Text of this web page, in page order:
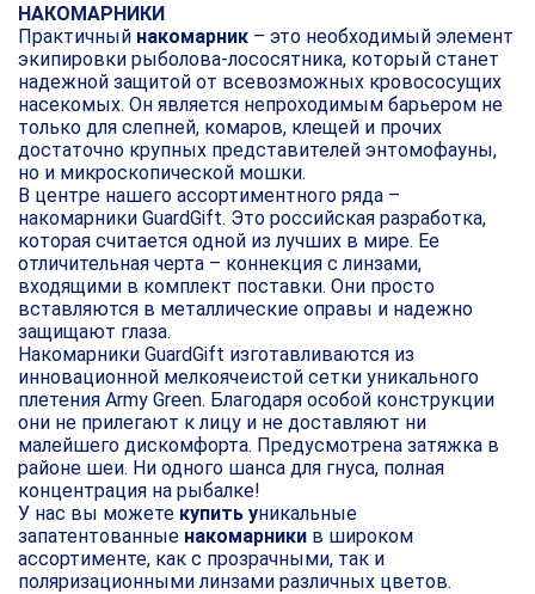
НАКОМАРНИКИ
Практичный накомарник – это необходимый элемент
экипировки рыболова-лососятника, который станет
надежной защитой от всевозможных кровососущих
насекомых. Он является непроходимым барьером не
только для слепней, комаров, клещей и прочих
достаточно крупных представителей энтомофауны,
но и микроскопической мошки.
В центре нашего ассортиментного ряда –
накомарники GuardGift. Это российская разработка,
которая считается одной из лучших в мире. Ее
отличительная черта – коннекция с линзами,
входящими в комплект поставки. Они просто
вставляются в металлические оправы и надежно
защищают глаза.
Накомарники GuardGift изготавливаются из
инновационной мелкоячеистой сетки уникального
плетения Army Green. Благодаря особой конструкции
они не прилегают к лицу и не доставляют ни
малейшего дискомфорта. Предусмотрена затяжка в
районе шеи. Ни одного шанса для гнуса, полная
концентрация на рыбалке!
У нас вы можете купить уникальные
запатентованные накомарники в широком
ассортименте, как с прозрачными, так и
поляризационными линзами различных цветов.